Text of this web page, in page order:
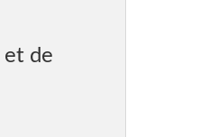
et de